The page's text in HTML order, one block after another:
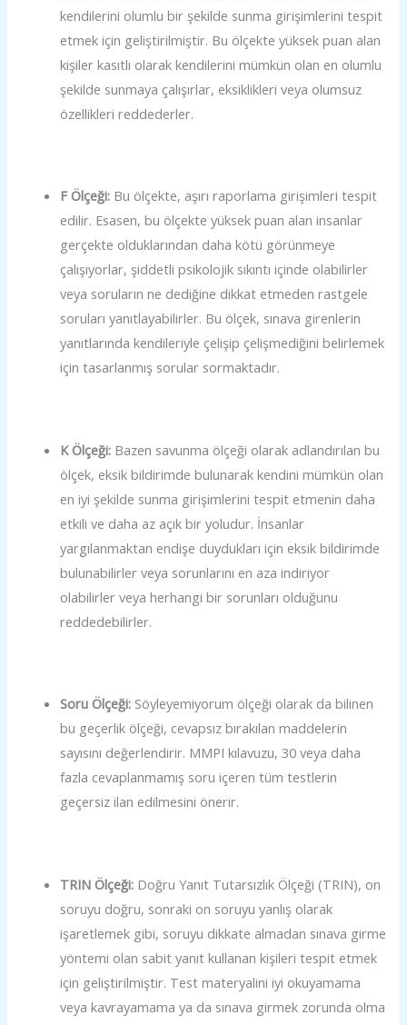
kendilerini olumlu bir şekilde sunma girişimlerini tespit
etmek için geliştirilmiştir. Bu ölçekte yüksek puan alan
kişiler kasıtlı olarak kendilerini mümkün olan en olumlu
şekilde sunmaya çalışırlar, eksiklikleri veya olumsuz
özellikleri reddederler.
F Ölçeği: Bu ölçekte, aşırı raporlama girişimleri tespit
edilir. Esasen, bu ölçekte yüksek puan alan insanlar
gerçekte olduklarından daha kötü görünmeye
çalışıyorlar, şiddetli psikolojik sıkıntı içinde olabilirler
veya soruların ne dediğine dikkat etmeden rastgele
soruları yanıtlayabilirler. Bu ölçek, sınava girenlerin
yanıtlarında kendileriyle çelişip çelişmediğini belirlemek
için tasarlanmış sorular sormaktadır.
K Ölçeği: Bazen savunma ölçeği olarak adlandırılan bu
ölçek, eksik bildirimde bulunarak kendini mümkün olan
en iyi şekilde sunma girişimlerini tespit etmenin daha
etkili ve daha az açık bir yoludur. İnsanlar
yargılanmaktan endişe duydukları için eksik bildirimde
bulunabilirler veya sorunlarını en aza indiriyor
olabilirler veya herhangi bir sorunları olduğunu
reddedebilirler.
Soru Ölçeği: Söyleyemiyorum ölçeği olarak da bilinen
bu geçerlik ölçeği, cevapsız bırakılan maddelerin
sayısını değerlendirir. MMPI kılavuzu, 30 veya daha
fazla cevaplanmamış soru içeren tüm testlerin
geçersiz ilan edilmesini önerir.
TRIN Ölçeği: Doğru Yanıt Tutarsızlık Ölçeği (TRIN), on
soruyu doğru, sonraki on soruyu yanlış olarak
işaretlemek gibi, soruyu dikkate almadan sınava girme
yöntemi olan sabit yanıt kullanan kişileri tespit etmek
için geliştirilmiştir. Test materyalini iyi okuyamama
veya kavrayamama ya da sınava girmek zorunda olma